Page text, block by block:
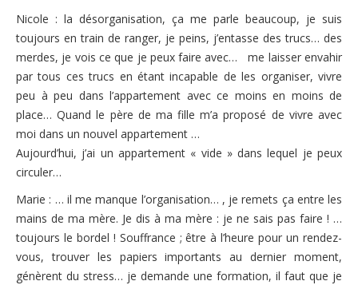
Nicole : la désorganisation, ça me parle beaucoup, je suis
toujours en train de ranger, je peins, j’entasse des trucs… des
merdes, je vois ce que je peux faire avec… me laisser envahir
par tous ces trucs en étant incapable de les organiser, vivre
peu à peu dans l’appartement avec ce moins en moins de
place… Quand le père de ma fille m’a proposé de vivre avec
moi dans un nouvel appartement …
Aujourd’hui, j’ai un appartement « vide » dans lequel je peux
circuler…
Marie : … il me manque l’organisation… , je remets ça entre les
mains de ma mère. Je dis à ma mère : je ne sais pas faire ! …
toujours le bordel ! Souffrance ; être à l’heure pour un rendez-
vous, trouver les papiers importants au dernier moment,
génèrent du stress… je demande une formation, il faut que je